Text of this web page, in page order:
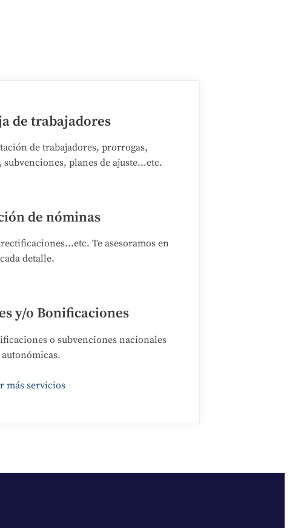
de trabajadores
de trabajadores, prorrogas,
planes de ajuste...etc.
de nóminas
Te asesoramos en
cada detalle.
y/o Bonificaciones
o subvenciones nacionales
autonómicas.
más servicios